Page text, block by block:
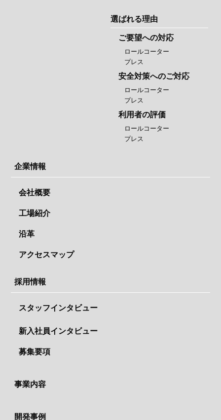
選ばれる理由
ご要望への対応
ロールコーター
プレス
安全対策へのご対応
ロールコーター
プレス
利用者の評価
ロールコーター
プレス
企業情報
会社概要
工場紹介
沿革
アクセスマップ
採用情報
スタッフインタビュー
新入社員インタビュー
募集要項
事業内容
開発事例